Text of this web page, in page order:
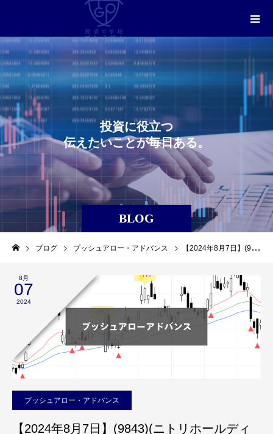
BLOG
投資に役立つ
伝え たいことが毎日ある。
ブログ プッシュアロー・アドバンス 【2024年8月7日】(9843)(ニトリホールディングス)を利益確定しました。（プッシュアロー・アドバンス）
8月
07
2024
プッシュアロー・アドバンス
【2024年8月7日】(9843)(ニトリホールディ